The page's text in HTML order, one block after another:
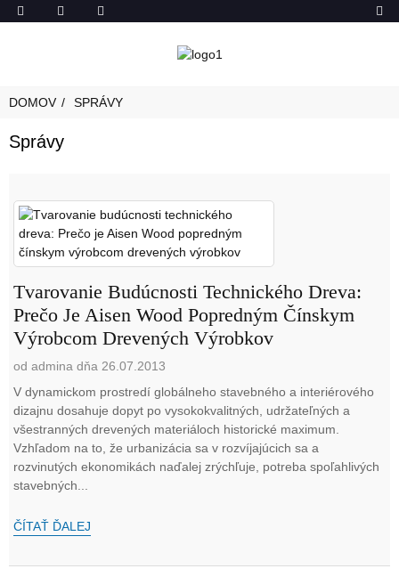
DOMOV SPRÁVY
Správy
Tvarovanie Budúcnosti Technického Dreva:
Prečo Je Aisen Wood Popredným Čínskym
Výrobcom Drevených Výrobkov
od admina dňa 26.07.2013
V dynamickom prostredí globálneho stavebného a interiérového
dizajnu dosahuje dopyt po vysokokvalitných, udržateľných a
všestranných drevených materiáloch historické maximum.
Vzhľadom na to, že urbanizácia sa v rozvíjajúcich sa a
rozvinutých ekonomikách naďalej zrýchľuje, potreba spoľahlivých
stavebných...
ČÍTAŤ ĎALEJ